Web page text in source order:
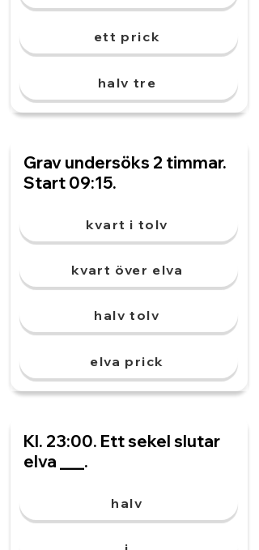
ett prick
halv tre
Grav undersöks 2 timmar.
Start 09:15.
kvart i tolv
kvart över elva
halv tolv
elva prick
Kl. 23:00. Ett sekel slutar
elva ___.
halv